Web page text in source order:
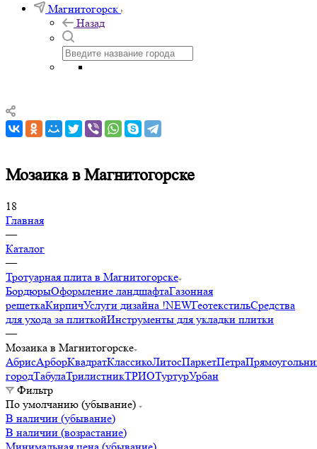
Магнитогорск
Назад
Мозаика в Магнитогорске
18
Главная
—
Каталог
—
Тротуарная плита в Магнитогорске
БордюрыОформление ландшафтаГазонная
решеткаКирпичУслуги дизайна !NEWГеотекстильСредства
для ухода за плиткойИнструменты для укладки плитки
—
Мозаика в Магнитогорске
АбрисАрборКвадратКлассикоЛитосПаркетПетра
городТабулаТрилистникТРИОТуртурУрбан
Фильтр
По умолчанию (убывание)
В наличии (убывание)
В наличии (возрастание)